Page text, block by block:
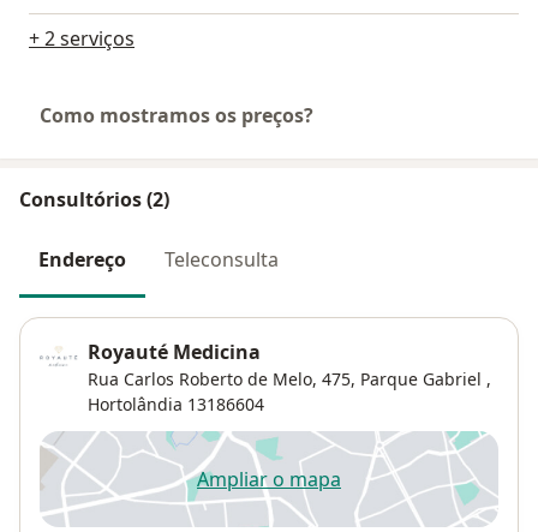
+ 2 serviços
Como mostramos os preços?
Consultórios (2)
Endereço Teleconsulta
Royauté Medicina
Rua Carlos Roberto de Melo, 475, Parque Gabriel ,
Hortolândia 13186604
Ampliar o mapaabre num novo separador